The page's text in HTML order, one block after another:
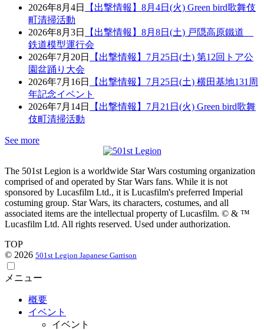
2026年8月4日
【出撃情報】8月4日(火) Green bird歌舞伎
町清掃活動
2026年8月3日
【出撃情報】8月8日(土) 戸隠高原鐵道
鉄道模型運行会
2026年7月20日
【出撃情報】7月25日(土) 第12回トア公
園盆踊り大会
2026年7月16日
【出撃情報】7月25日(土) 横田基地131周
年記念イベント
2026年7月14日
【出撃情報】7月21日(火) Green bird歌舞
伎町清掃活動
See more
The 501st Legion is a worldwide Star Wars costuming organization
comprised of and operated by Star Wars fans. While it is not
sponsored by Lucasfilm Ltd., it is Lucasfilm's preferred Imperial
costuming group. Star Wars, its characters, costumes, and all
associated items are the intellectual property of Lucasfilm. © & ™
Lucasfilm Ltd. All rights reserved. Used under authorization.
TOP
© 2026 501st Legion Japanese Garrison
メニュー
概要
イベント
イベント